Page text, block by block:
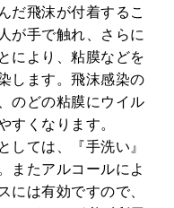
だ飛沫が付着するこ
が手で触れ、さらに
により、粘膜などを
します。飛沫感染の
のどの粘膜にウイル
すくなります。
しては、『手洗い』
またアルコールによ
には有効ですので、